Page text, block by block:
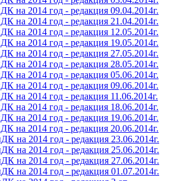
на 2014 год - редакция 09.04.2014г.
на 2014 год - редакция 21.04.2014г.
на 2014 год - редакция 12.05.2014г.
на 2014 год - редакция 19.05.2014г.
на 2014 год - редакция 27.05.2014г.
на 2014 год - редакция 28.05.2014г.
на 2014 год - редакция 05.06.2014г.
на 2014 год - редакция 09.06.2014г.
на 2014 год - редакция 11.06.2014г.
на 2014 год - редакция 18.06.2014г.
на 2014 год - редакция 19.06.2014г.
на 2014 год - редакция 20.06.2014г.
на 2014 год - редакция 23.06.2014г.
на 2014 год - редакция 25.06.2014г.
на 2014 год - редакция 27.06.2014г.
на 2014 год - редакция 01.07.2014г.